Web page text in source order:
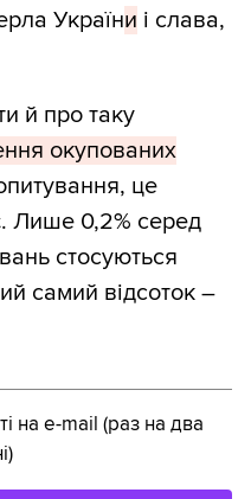
України і слава,
й про таку
окупованих
це
Лише 0,2% серед
стосуються
самий відсоток –
на e-mail (раз на два